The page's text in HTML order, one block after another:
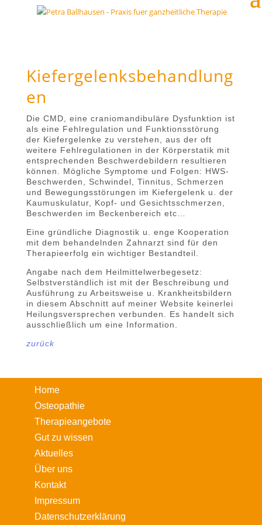
Kiefergelenksbehandlung
en
Die CMD, eine craniomandibuläre Dysfunktion ist
als eine Fehlregulation und Funktionsstörung
der Kiefergelenke zu verstehen, aus der oft
weitere Fehlregulationen in der Körperstatik mit
entsprechenden Beschwerdebildern resultieren
können. Mögliche Symptome und Folgen: HWS-
Beschwerden, Schwindel, Tinnitus, Schmerzen
und Bewegungsstörungen im Kiefergelenk u. der
Kaumuskulatur, Kopf- und Gesichtsschmerzen,
Beschwerden im Beckenbereich etc…
Eine gründliche Diagnostik u. enge Kooperation
mit dem behandelnden Zahnarzt sind für den
Therapieerfolg ein wichtiger Bestandteil.
Angabe nach dem Heilmittelwerbegesetz:
Selbstverständlich ist mit der Beschreibung und
Ausführung zu Arbeitsweise u. Krankheitsbildern
in diesem Abschnitt auf meiner Website keinerlei
Heilungsversprechen verbunden. Es handelt sich
ausschließlich um eine Information.
zurück
Home
Osteopathie
Therapieangebote
Gut zu wissen
Aktuelles
Über uns
Kontakt
Impressum
Datenschutzerklärung